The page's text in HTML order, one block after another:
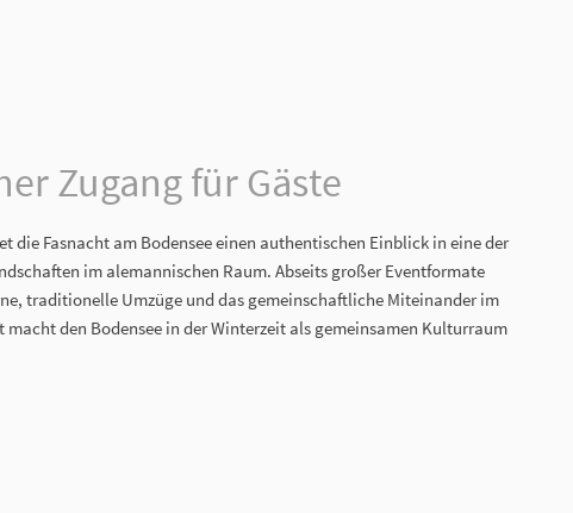
Zugang für Gäste
die Fasnacht am Bodensee einen authentischen Einblick in eine der
im alemannischen Raum. Abseits großer Eventformate
traditionelle Umzüge und das gemeinschaftliche Miteinander im
macht den Bodensee in der Winterzeit als gemeinsamen Kulturraum